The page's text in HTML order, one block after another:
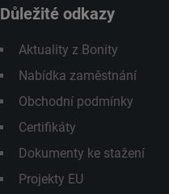
Důležité odkazy
Aktuality z Bonity
Nabídka zaměstnání
Obchodní podmínky
Certifikáty
Dokumenty ke stažení
Projekty EU